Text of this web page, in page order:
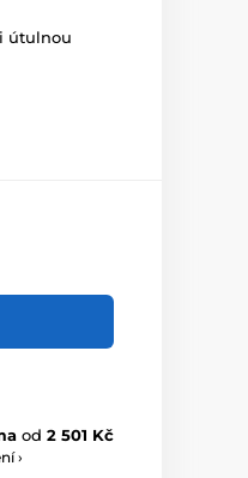
útulnou
od 2 501 Kč
›